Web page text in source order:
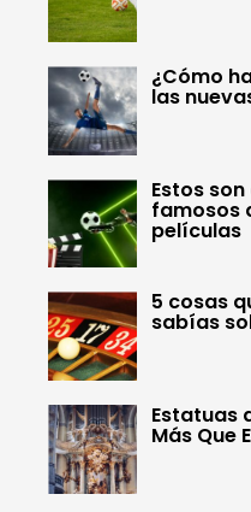
¿Cómo
las
Estos
famosos
películas
5 cosas
sabías
Estatuas
Más Que